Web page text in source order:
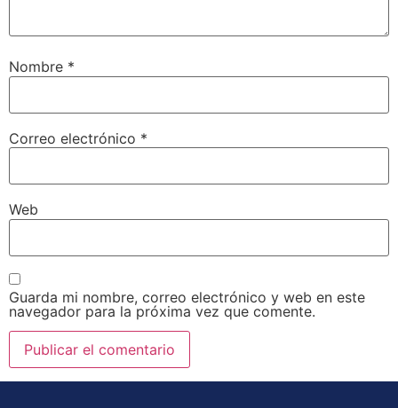
Nombre *
Correo electrónico *
Web
Guarda mi nombre, correo electrónico y web en este
navegador para la próxima vez que comente.